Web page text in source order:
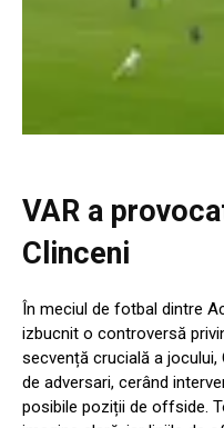
VAR a
Clinceni
În meciul de fotbal dintre
izbucnit o controversă
secvență crucială a
de adversari, cerând
posibile poziții de offside.